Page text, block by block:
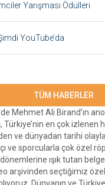
Yarışması Ödülleri
YouTube’da
TÜM HABERLER
Mehmet Ali Birand’ın
Türkiye’nin en çok izlenen
ve dünyadan tarihi
ve sporcularla çok özel
ışık tutan
arşivinden seçtiğimiz